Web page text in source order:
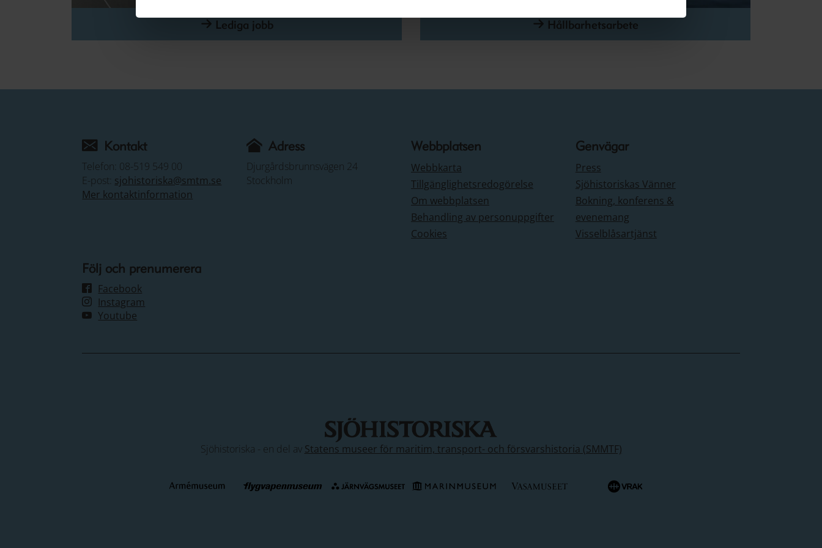
Lediga jobb Hållbarhetsarbete
Kontakt
Telefon: 08-519 549 00
E-post: sjohistoriska@smtm.se
Mer kontaktinformation
Adress
Djurgårdsbrunnsvägen 24
Stockholm
Webbplatsen
Webbkarta
Tillgänglighetsredogörelse
Om webbplatsen
Behandling av personuppgifter
Cookies
Genvägar
Press
Sjöhistoriskas Vänner
Bokning, konferens &
evenemang
Visselblåsartjänst
Följ och prenumerera
Facebook
Instagram
Youtube
Sjöhistoriska - en del av Statens museer för maritim, transport- och försvarshistoria (SMMTF)